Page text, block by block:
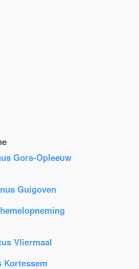
Gors-Opleeuw
Guigoven
Vliermaal
Kortessem